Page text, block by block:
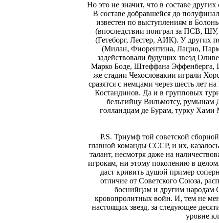
Но это не значит, что в составе
В составе добравшейся до
известен по выступлениям в
(впоследствии поиграл за ПСВ,
(Гетеборг, Лестер, АИК). У других
(Милан, Фиорентина, Лацио,
задействовали будущих звезд
Марко Боде, Штеффана Эффенберга,
же стадии Чехословакии играли
сразятся с немцами через шесть лет
Костандинов. Да и в групповых
бельгийцу Вильмотсу, румынам
голландцам де Бурам, турку
P.S. Триумф той советской
главной команды СССР, и их,
талант, несмотря даже на
игрокам, ни этому поколению в
даст кривить душой пример
отличие от Советского Союза,
боснийцам и другим народам
кровопролитных войн. И, тем не
настоящих звезд, за следующее
уровне